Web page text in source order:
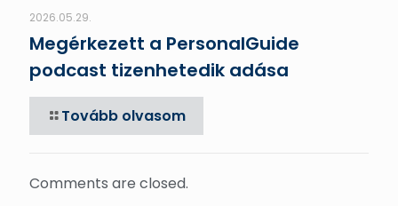
2026.05.29.
Megérkezett a PersonalGuide
podcast tizenhetedik adása
Tovább olvasom
Comments are closed.